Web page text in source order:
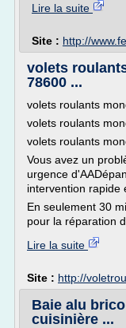
Lire la suite
Site : http://
volets
78600 ...
volets roulants
volets roulants
volets roulants
Vous avez un
urgence
intervention rapide
En seulement 30
pour la réparation
Lire la suite
Site : http://
Baie alu
cuisinière ...